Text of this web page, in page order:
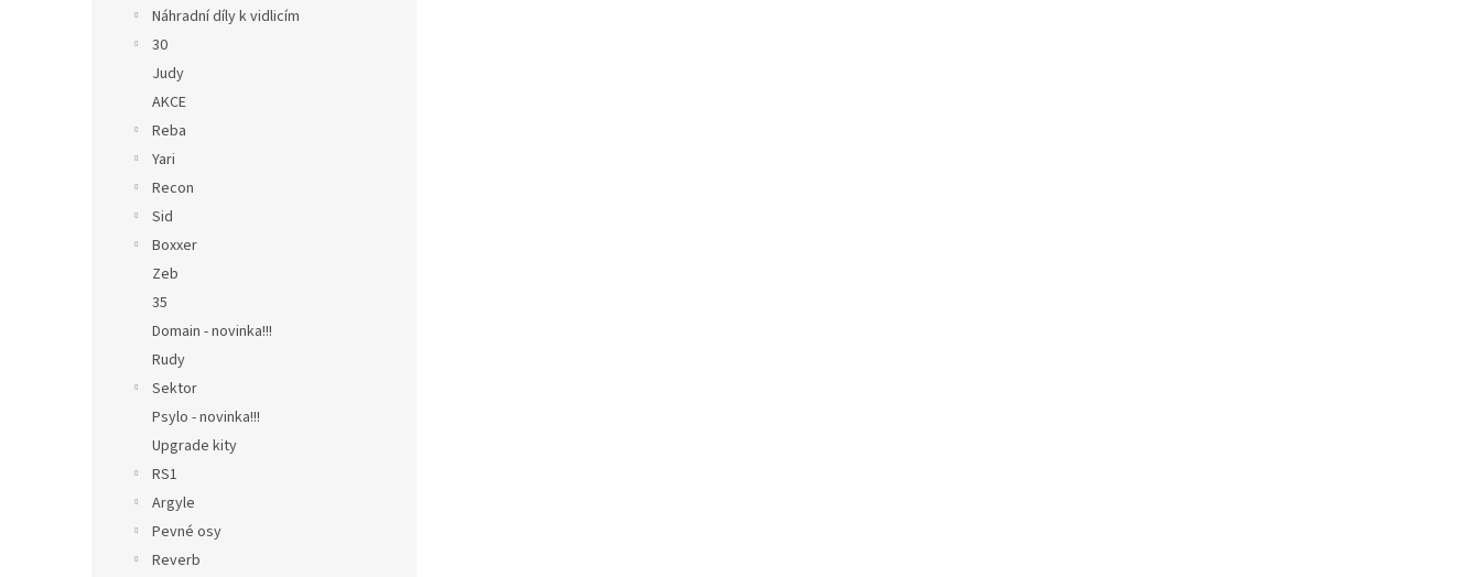
Náhradní díly k vidlicím
30
Judy
AKCE
Reba
Yari
Recon
Sid
Boxxer
Zeb
35
Domain - novinka!!!
Rudy
Sektor
Psylo - novinka!!!
Upgrade kity
RS1
Argyle
Pevné osy
Reverb